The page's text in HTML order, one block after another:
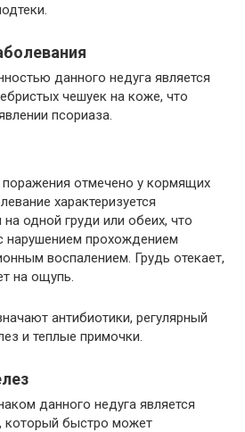
данного недуга является
чешуек на коже, что
псориаза.
отмечено у кормящих
характеризуется
одной груди или обеих, что
нарушением прохождением
воспалением. Грудь отекает,
на ощупь.
антибиотики, регулярный
и теплые примочки.
данного недуга является
который быстро может